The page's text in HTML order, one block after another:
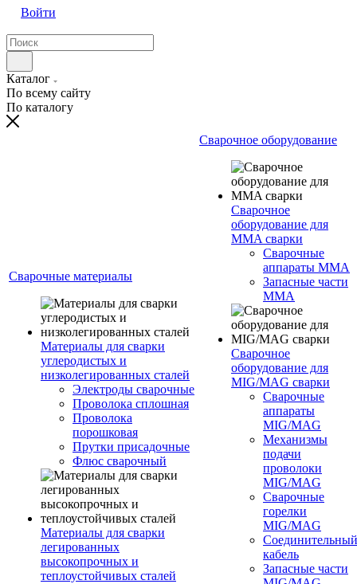
Войти
Каталог
По всему сайту
По каталогу
Сварочные материалы
Материалы для сварки
углеродистых и
низколегированных сталей
Электроды сварочные
Проволока сплошная
Проволока
порошковая
Прутки присадочные
Флюс сварочный
Материалы для сварки
легированных
высокопрочных и
теплоустойчивых сталей
Сварочное оборудование
Сварочное
оборудование для
MMA сварки
Сварочные
аппараты MMA
Запасные части
MMA
Сварочное
оборудование для
MIG/MAG сварки
Сварочные
аппараты
MIG/MAG
Механизмы
подачи
проволоки
MIG/MAG
Сварочные
горелки
MIG/MAG
Соединительный
кабель
Запасные части